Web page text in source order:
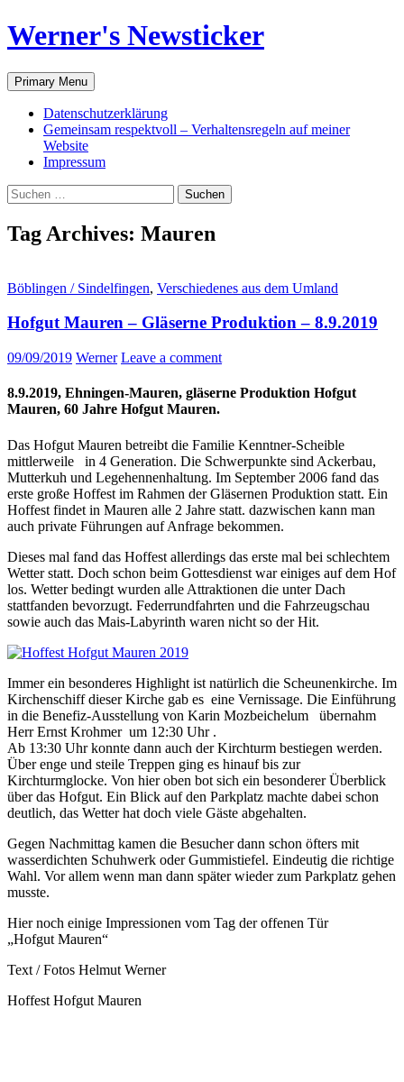
Werner's Newsticker
Search
Primary Menu Skip
to
content
Datenschutzerklärung
Gemeinsam respektvoll – Verhaltensregeln auf meiner
Website
Impressum
Suche
nach:
Tag Archives: Mauren
Böblingen / Sindelfingen, Verschiedenes aus dem Umland
Hofgut Mauren – Gläserne Produktion – 8.9.2019
09/09/2019 Werner Leave a comment
8.9.2019, Ehningen-Mauren, gläserne Produktion Hofgut
Mauren, 60 Jahre Hofgut Mauren.
Das Hofgut Mauren betreibt die Familie Kenntner-Scheible
mittlerweile in 4 Generation. Die Schwerpunkte sind Ackerbau,
Mutterkuh und Legehennenhaltung. Im September 2006 fand das
erste große Hoffest im Rahmen der Gläsernen Produktion statt. Ein
Hoffest findet in Mauren alle 2 Jahre statt. dazwischen kann man
auch private Führungen auf Anfrage bekommen.
Dieses mal fand das Hoffest allerdings das erste mal bei schlechtem
Wetter statt. Doch schon beim Gottesdienst war einiges auf dem Hof
los. Wetter bedingt wurden alle Attraktionen die unter Dach
stattfanden bevorzugt. Federrundfahrten und die Fahrzeugschau
sowie auch das Mais-Labyrinth waren nicht so der Hit.
Immer ein besonderes Highlight ist natürlich die Scheunenkirche. Im
Kirchenschiff dieser Kirche gab es eine Vernissage. Die Einführung
in die Benefiz-Ausstellung von Karin Mozbeichelum übernahm
Herr Ernst Krohmer um 12:30 Uhr .
Ab 13:30 Uhr konnte dann auch der Kirchturm bestiegen werden.
Über enge und steile Treppen ging es hinauf bis zur
Kirchturmglocke. Von hier oben bot sich ein besonderer Überblick
über das Hofgut. Ein Blick auf den Parkplatz machte dabei schon
deutlich, das Wetter hat doch viele Gäste abgehalten.
Gegen Nachmittag kamen die Besucher dann schon öfters mit
wasserdichten Schuhwerk oder Gummistiefel. Eindeutig die richtige
Wahl. Vor allem wenn man dann später wieder zum Parkplatz gehen
musste.
Hier noch einige Impressionen vom Tag der offenen Tür
„Hofgut Mauren“
Text / Fotos Helmut Werner
Hoffest Hofgut Mauren